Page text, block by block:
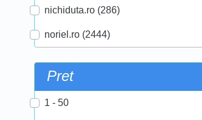
nichiduta.ro (286)
noriel.ro (2444)
Pret
1 - 50